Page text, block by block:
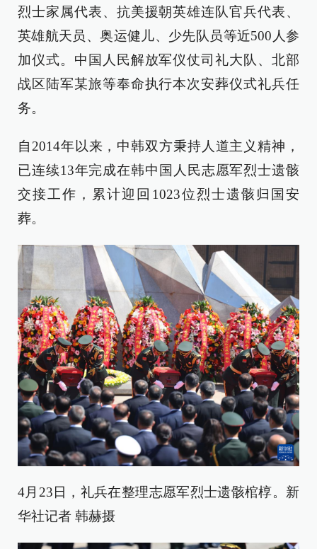
烈士家属代表、抗美援朝英雄连队官兵代表、
英雄航天员、奥运健儿、少先队员等近500人参
加仪式。中国人民解放军仪仗司礼大队、北部
战区陆军某旅等奉命执行本次安葬仪式礼兵任
务。
自2014年以来，中韩双方秉持人道主义精神，
已连续13年完成在韩中国人民志愿军烈士遗骸
交接工作，累计迎回1023位烈士遗骸归国安
葬。
4月23日，礼兵在整理志愿军烈士遗骸棺椁。新
华社记者 韩赫摄